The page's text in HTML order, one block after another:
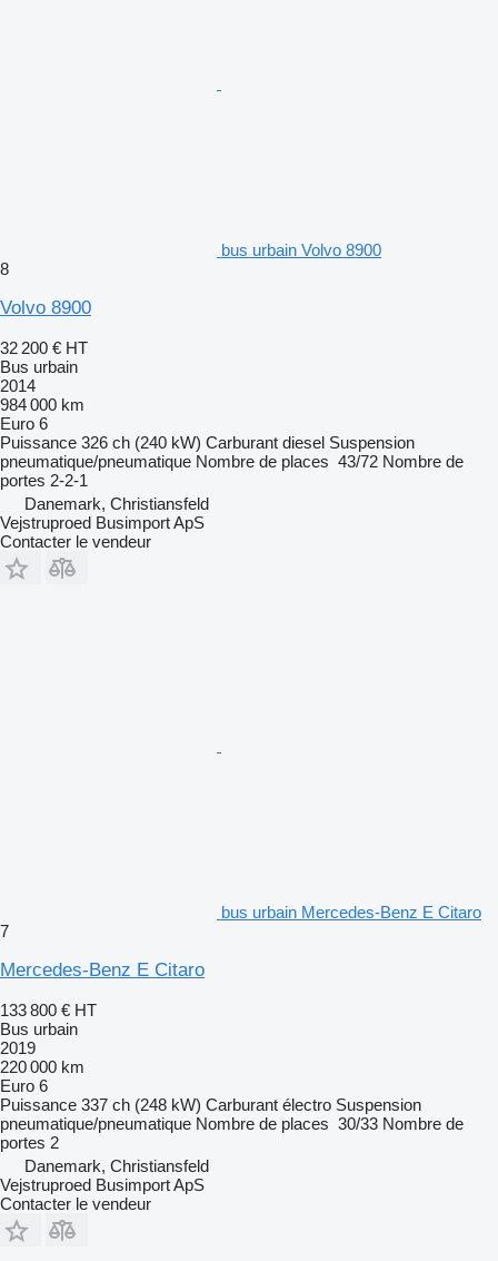
bus urbain Volvo 8900
8
Volvo 8900
32 200 € HT
Bus urbain
2014
984 000 km
Euro 6
Puissance 326 ch (240 kW) Carburant diesel Suspension
pneumatique/pneumatique Nombre de places 43/72 Nombre de
portes 2-2-1
Danemark, Christiansfeld
Vejstruproed Busimport ApS
Contacter le vendeur
bus urbain Mercedes-Benz E Citaro
7
Mercedes-Benz E Citaro
133 800 € HT
Bus urbain
2019
220 000 km
Euro 6
Puissance 337 ch (248 kW) Carburant électro Suspension
pneumatique/pneumatique Nombre de places 30/33 Nombre de
portes 2
Danemark, Christiansfeld
Vejstruproed Busimport ApS
Contacter le vendeur